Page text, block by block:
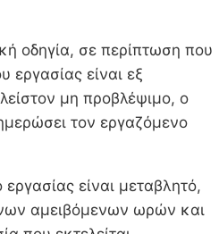
οδηγία, σε περίπτωση που
είναι εξ
μη προβλέψιμο, ο
τον εργαζόμενο
είναι μεταβλητό,
αμειβόμενων ωρών και